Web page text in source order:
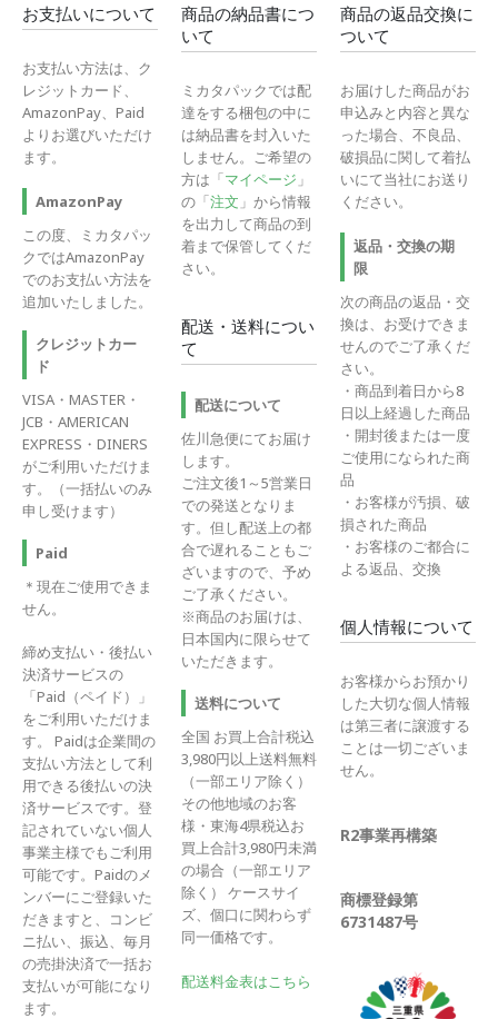
お支払いについて
お支払い方法は、ク
レジットカード、
AmazonPay、Paid
よりお選びいただけ
ます。
AmazonPay
この度、ミカタパッ
クではAmazonPay
でのお支払い方法を
追加いたしました。
クレジットカー
ド
VISA・MASTER・
JCB・AMERICAN
EXPRESS・DINERS
がご利用いただけま
す。（一括払いのみ
申し受けます）
Paid
＊現在ご使用できま
せん。
締め支払い・後払い
決済サービスの
「Paid（ペイド）」
をご利用いただけま
す。 Paidは企業間の
支払い方法として利
用できる後払いの決
済サービスです。登
記されていない個人
事業主様でもご利用
可能です。Paidのメ
ンバーにご登録いた
だきますと、コンビ
ニ払い、振込、毎月
の売掛決済で一括お
支払いが可能になり
ます。
商品の納品書につ
いて
ミカタパックでは配
達をする梱包の中に
は納品書を封入いた
しません。ご希望の
方は「マイページ 」
の「注文 」から情報
を出力して商品の到
着まで保管してくだ
さい。
配送・送料につい
て
配送について
佐川急便にてお届け
します。
ご注文後1～5営業日
での発送となりま
す。但し配送上の都
合で遅れることもご
ざいますので、予め
ご了承ください。
※商品のお届けは、
日本国内に限らせて
いただきます。
送料について
全国 お買上合計税込
3,980円以上送料無料
（一部エリア除く）
その他地域のお客
様・東海4県税込お
買上合計3,980円未満
の場合（一部エリア
除く） ケースサイ
ズ、個口に関わらず
同一価格です。
配送料金表はこちら
商品の返品交換に
ついて
お届けした商品がお
申込みと内容と異な
った場合、不良品、
破損品に関して着払
いにて当社にお送り
ください。
返品・交換の期
限
次の商品の返品・交
換は、お受けできま
せんのでご了承くだ
さい。
・商品到着日から8
日以上経過した商品
・開封後または一度
ご使用になられた商
品
・お客様が汚損、破
損された商品
・お客様のご都合に
よる返品、交換
個人情報について
お客様からお預かり
した大切な個人情報
は第三者に譲渡する
ことは一切ございま
せん。
R2事業再構築
商標登録第
6731487号